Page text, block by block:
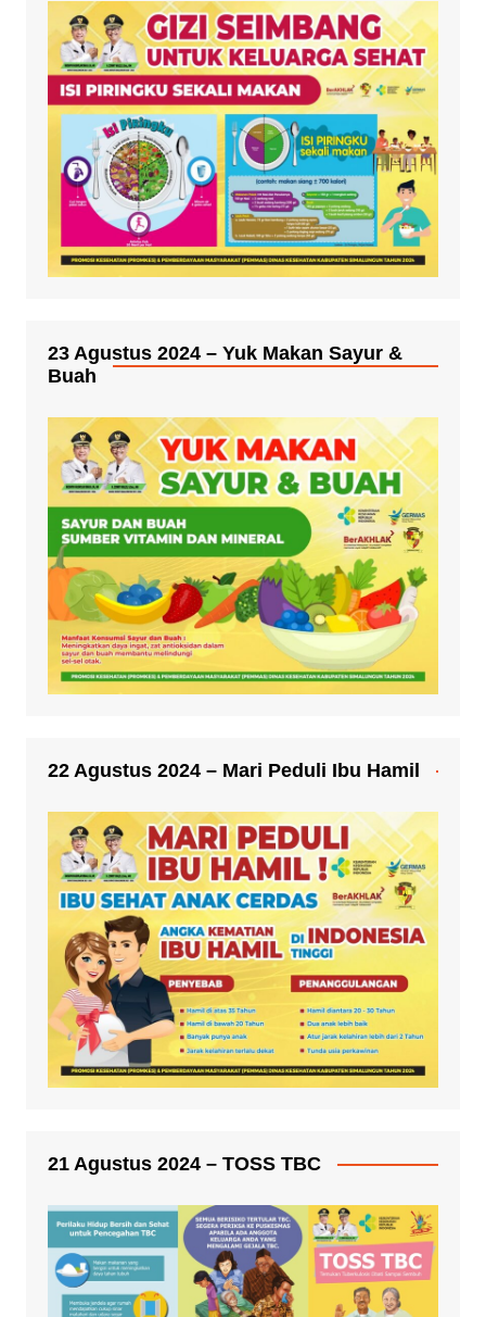
23 Agustus 2024 – Yuk Makan Sayur &
Buah
22 Agustus 2024 – Mari Peduli Ibu Hamil
21 Agustus 2024 – TOSS TBC